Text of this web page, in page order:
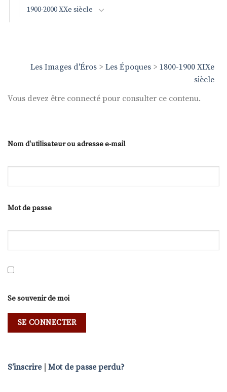
Les Images d'Éros > Les Époques > 1800-1900 XIXe
siècle
Vous devez être connecté pour consulter ce contenu.
Nom d'utilisateur ou adresse e-mail
Mot de passe
Se souvenir de moi
S’inscrire Mot de passe perdu?
1900-2000 XXe siècle